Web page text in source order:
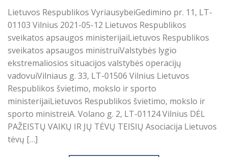
Lietuvos Respublikos VyriausybeiGedimino pr. 11, LT-
01103 Vilnius 2021-05-12 Lietuvos Respublikos
sveikatos apsaugos ministerijaiLietuvos Respublikos
sveikatos apsaugos ministruiValstybės lygio
ekstremaliosios situacijos valstybės operacijų
vadovuiVilniaus g. 33, LT-01506 Vilnius Lietuvos
Respublikos švietimo, mokslo ir sporto
ministerijaiLietuvos Respublikos švietimo, mokslo ir
sporto ministreiA. Volano g. 2, LT-01124 Vilnius DĖL
PAŽEISTŲ VAIKŲ IR JŲ TĖVŲ TEISIŲ Asociacija Lietuvos
tėvų […]